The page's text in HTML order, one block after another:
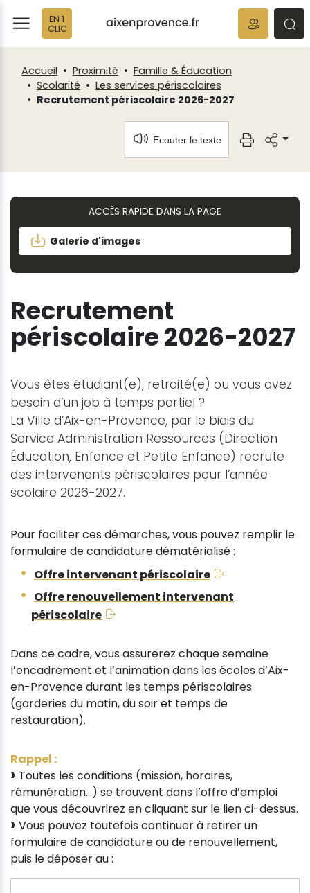
EN 1
CLIC
Accueil Proximité
Famille & Éducation
Scolarité
Les services périscolaires
Recrutement périscolaire 2026-2027
Ecouter le texte
ACCÈS RAPIDE DANS LA PAGE
Galerie d'images
Recrutement
périscolaire 2026-2027
Vous êtes étudiant(e), retraité(e) ou vous avez
besoin d’un job à temps partiel ?
La Ville d’Aix-en-Provence, par le biais du
Service Administration Ressources (Direction
Éducation, Enfance et Petite Enfance) recrute
des intervenants périscolaires pour l’année
scolaire 2026-2027.
Pour faciliter ces démarches, vous pouvez remplir le
formulaire de candidature dématérialisé :
Offre intervenant périscolaire
Offre renouvellement intervenant
périscolaire
Dans ce cadre, vous assurerez chaque semaine
l’encadrement et l’animation dans les écoles d’Aix-
en-Provence durant les temps périscolaires
(garderies du matin, du soir et temps de
restauration).
Rappel :
Toutes les conditions (mission, horaires,
rémunération…) se trouvent dans l’offre d’emploi
que vous découvrirez en cliquant sur le lien ci-dessus.
Vous pouvez toutefois continuer à retirer un
formulaire de candidature ou de renouvellement,
puis le déposer au :
Fenêtre
de
chat
Panneau de gestion des cookies